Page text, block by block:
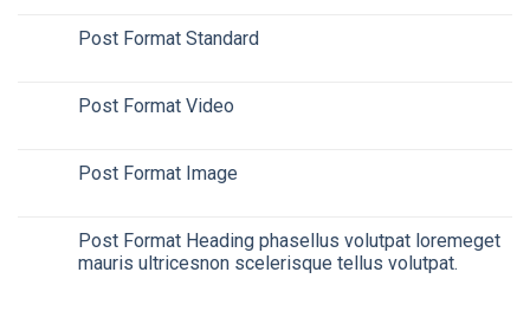
Post Format Standard
Post Format Video
Post Format Image
Post Format Heading phasellus volutpat loremeget
mauris ultricesnon scelerisque tellus volutpat.